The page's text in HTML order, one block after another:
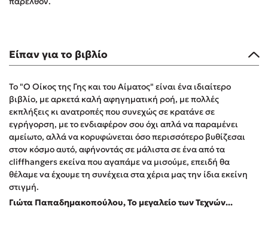
Μια λέξη που συχνά νιώθεις αλλά την αγνοείς
Τι είναι η νευροποικιλότητα; Η Δρ. Δανάη Δεληγεώργη
Συγχαρητήρια, Πέθανες! Μια ξενάγηση στον Άδη της
ελληνικής μυθολογίας
3 βιβλία που μπορείς να διαβάσεις σε μια μέρα!
Εύκολη συνταγή για chicken BBQ pizza από τον Άκη
Πετρετζίκη!
Διακοπές με τα παιδιά: Η ανάγκη μας για παύση σε μετωπική
σύγκρουση με τη δική τους για εκτόνωση
Πάνω, κάτω, μπροστά, πίσω; Κάνε το τεστ και ανακάλυψε την
τάση σου!
Είπαν για το βιβλίο
Το "Ο Οίκος της Γης και του Αίματος" είναι ένα ιδιαίτερο
βιβλίο, με αρκετά καλή αφηγηματική ροή, με πολλές
εκπλήξεις κι ανατροπές που συνεχώς σε κρατάνε σε
εγρήγορση, με το ενδιαφέρον σου όχι απλά να παραμένει
αμείωτο, αλλά να κορυφώνεται όσο περισσότερο βυθίζεσαι
στον κόσμο αυτό, αφήνοντάς σε μάλιστα σε ένα από τα
cliffhangers εκείνα που αγαπάμε να μισούμε, επειδή θα
θέλαμε να έχουμε τη συνέχεια στα χέρια μας την ίδια εκείνη
στιγμή.
Γιώτα Παπαδημακοπούλου, Το μεγαλείο των Τεχνών...